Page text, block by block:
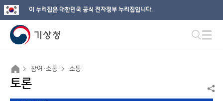
이 누리집은 대한민국 공식 전자정부 누리집입니다.
참여·소통 소통
토론